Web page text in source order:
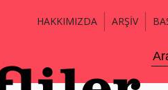
HAKKIMIZDA ARŞİV